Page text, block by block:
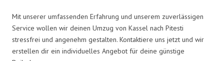
Mit unserer umfassenden Erfahrung und unserem zuverlässigen
Service wollen wir deinen Umzug von Kassel nach Pitesti
stressfrei und angenehm gestalten. Kontaktiere uns jetzt und wir
erstellen dir ein individuelles Angebot für deine günstige